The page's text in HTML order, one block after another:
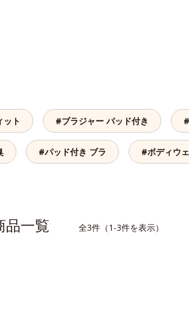
ット #ブラジャー パッド付き
#パッド付き ブラ #ボディウ
品一覧 全3件（1-3件を表示）